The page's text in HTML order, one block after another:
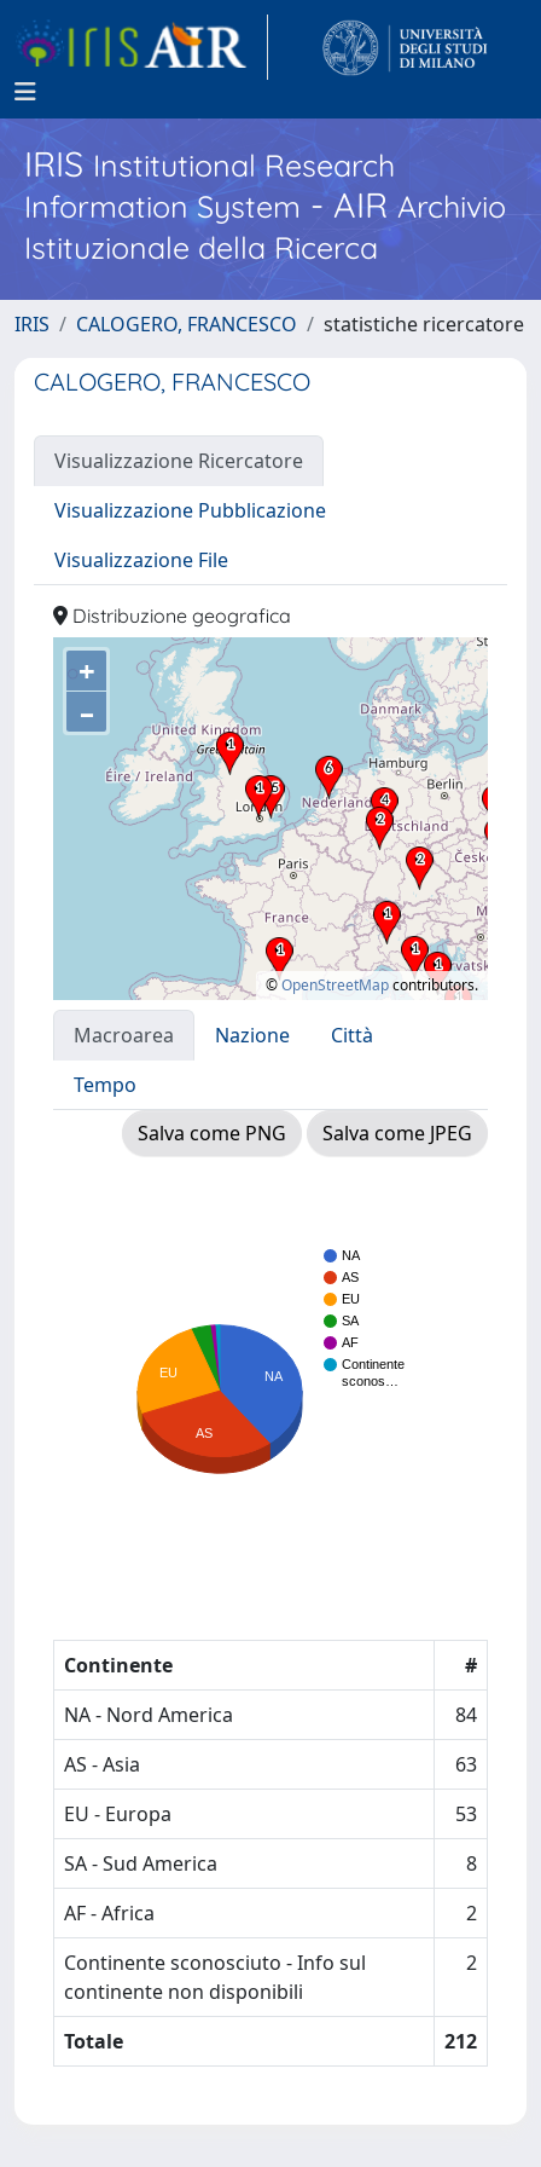
IRISInstitutional Research
Information System - AIR Archivio
Istituzionale della Ricerca
IRIS CALOGERO, FRANCESCO statistiche ricercatore
CALOGERO, FRANCESCO
Visualizzazione Ricercatore
Visualizzazione Pubblicazione
Visualizzazione File
Distribuzione geografica
+
–
©OpenStreetMapcontributors.
Macroarea Nazione
Città
Tempo
Salva come PNG
Salva come JPEG
NA
AS
EU
SA
AF
Continente
sconos…
NA
EU
AS
Continente
#
NA - Nord America
84
AS - Asia
63
EU - Europa
53
SA - Sud America
8
AF - Africa
2
Continente sconosciuto - Info sul
continente non disponibili
2
Totale 212